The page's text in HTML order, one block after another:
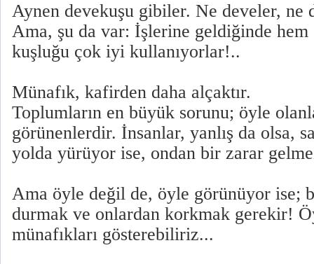
Aynen devekuşu gibiler. Ne develer, ne
Ama, şu da var: İşlerine geldiğinde
kuşluğu çok iyi kullanıyorlar!..
Münafık, kafirden daha alçaktır.
Toplumların en büyük sorunu; öyle
görünenlerdir. İnsanlar, yanlış da olsa,
yolda yürüyor ise, ondan bir zarar
Ama öyle değil de, öyle görünüyor ise;
durmak ve onlardan korkmak gerekir!
münafıkları gösterebiliriz...